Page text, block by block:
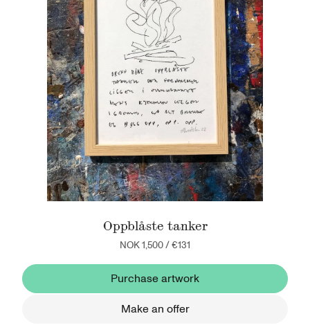
Oppblåste tanker
NOK 1,500/€131
Purchase artwork
Make an offer